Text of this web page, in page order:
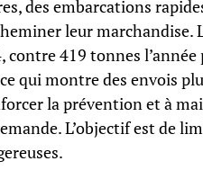
des embarcations
leur marchandise.
419 tonnes l’année
qui montre des envois
la prévention et à
L’objectif est de